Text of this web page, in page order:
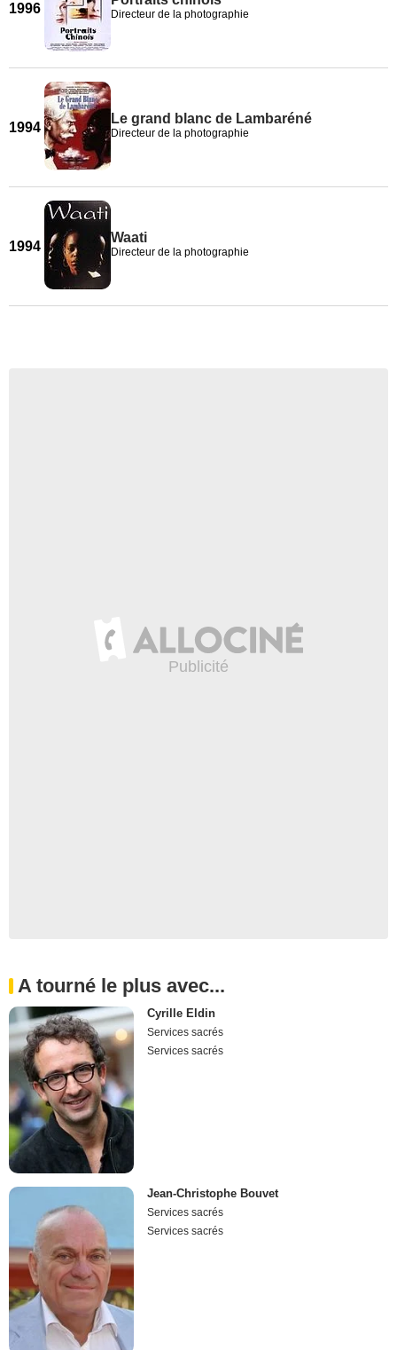
1996 Directeur de la photographie
1994
Le grand blanc de Lambaréné
Directeur de la photographie
1994
Waati
Directeur de la photographie
A tourné le plus avec...
Cyrille Eldin
Services sacrés
Services sacrés
Jean-Christophe Bouvet
Services sacrés
Services sacrés